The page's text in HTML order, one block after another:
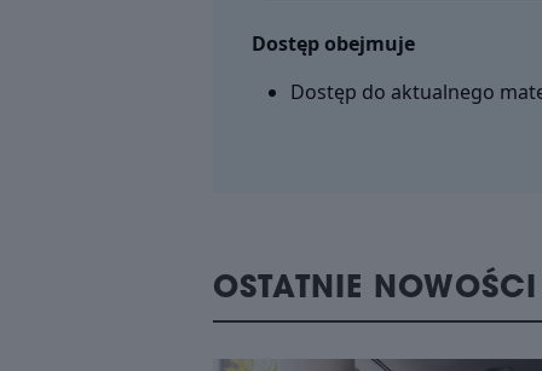
Dostęp obejmuje
Dostęp do aktualnego
OSTATNIE NOWOŚCI